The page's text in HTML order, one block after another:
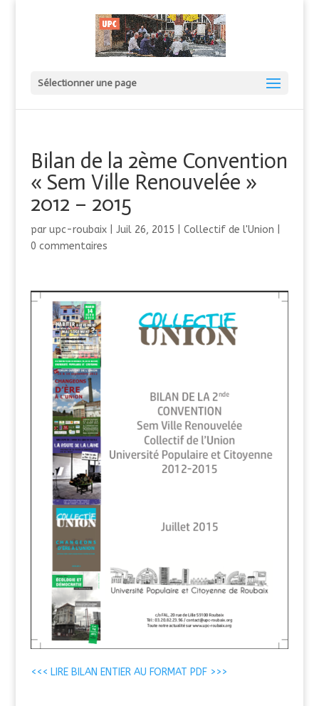
Sélectionner une page
Bilan de la 2ème Convention
« Sem Ville Renouvelée »
2012 – 2015
par upc-roubaix| Juil 26, 2015 Collectif de l'Union
0 commentaires
<<< LIRE BILAN ENTIER AU FORMAT PDF >>>